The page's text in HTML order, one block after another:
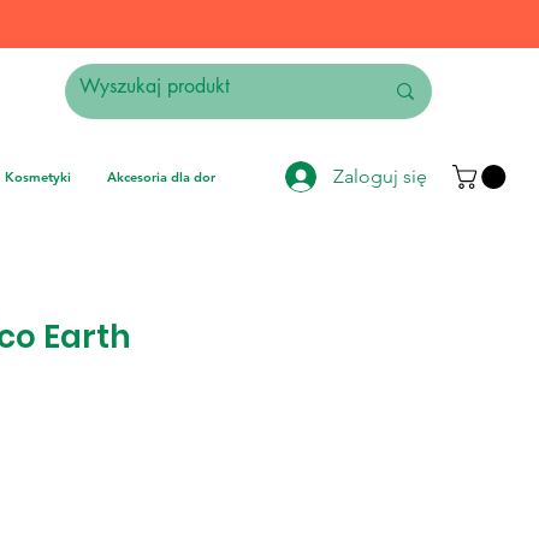
Kosmetyki Akcesoria dla domu Elektronika Instrumenty muzyczne
Zaloguj się
Earth